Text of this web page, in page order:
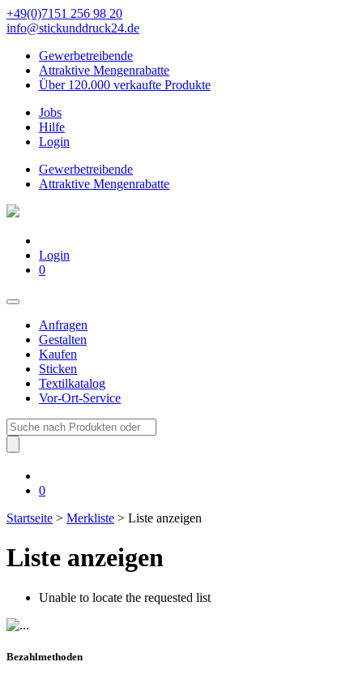
+49(0)7151 256 98 20‬
info@stickunddruck24.de
Gewerbetreibende
Attraktive Mengenrabatte
Über 120.000 verkaufte Produkte
Jobs
Hilfe
Login
Gewerbetreibende
Attraktive Mengenrabatte
Login
0
Anfragen
Gestalten
Kaufen
Sticken
Textilkatalog
Vor-Ort-Service
Suche
nach:
0
Startseite > Merkliste > Liste anzeigen
Liste anzeigen
Unable to locate the requested list
Bezahlmethoden